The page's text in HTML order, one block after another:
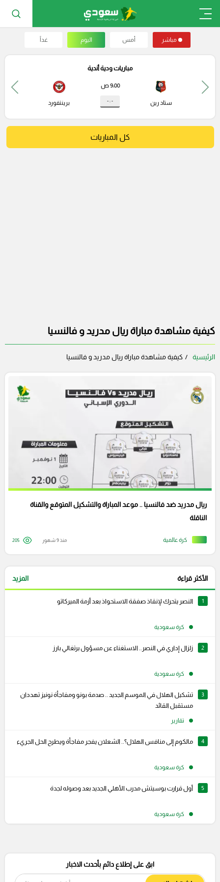
مباشر أمس اليوم غداً
مباريات ودية أندية
ستاد رين
9:00 ص
- : - برينتفورد
كل المباريات
كيفية مشاهدة مباراة ريال مدريد و فالنسيا
الرئيسية كيفية مشاهدة مباراة ريال مدريد و فالنسيا
كرة عالمية
ريال مدريد ضد فالنسيا .. موعد المباراة والتشكيل المتوقع والقناة
الناقلة
منذ 9 شهور 205
الأكثر قراءة المزيد
1 النصر يتحرك لإنقاذ صفقة الاستحواذ بعد أزمة الميركاتو
كرة سعودية
2 زلزال إداري في النصر.. الاستغناء عن مسؤول برتغالي بارز
كرة سعودية
3
تشكيل الهلال في الموسم الجديد .. صدمة بونو ومفاجأة نونيز تهددان
مستقبل القائد
تقارير
4 مالكوم إلى منافس الهلال؟.. الشعلان يفجر مفاجأة ويطرح الحل الجريء
كرة سعودية
5 أول قرارت بوسيتش مدرب الأهلي الجديد بعد وصوله لجدة
كرة سعودية
ابق على إطلاع دائم بأحدث الاخبار